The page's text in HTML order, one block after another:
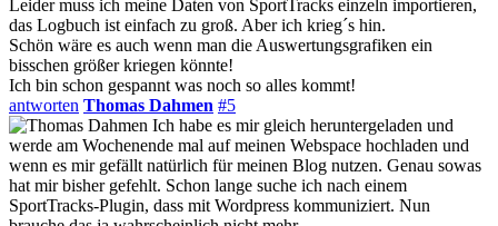
Leider muss ich meine Daten von SportTracks einzeln importieren,
das Logbuch ist einfach zu groß. Aber ich krieg´s hin.
Schön wäre es auch wenn man die Auswertungsgrafiken ein
bisschen größer kriegen könnte!
Ich bin schon gespannt was noch so alles kommt!
antworten Thomas Dahmen #5
Ich habe es mir gleich heruntergeladen und
werde am Wochenende mal auf meinen Webspace hochladen und
wenn es mir gefällt natürlich für meinen Blog nutzen. Genau sowas
hat mir bisher gefehlt. Schon lange suche ich nach einem
SportTracks-Plugin, dass mit Wordpress kommuniziert. Nun